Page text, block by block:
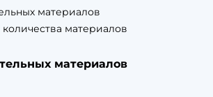
материалов
материалов
материалов